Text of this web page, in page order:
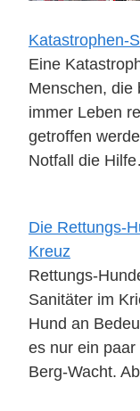
Katastrophen-
Eine
Menschen, die
immer Leben
getroffen
Notfall die
Die Rettungs-
Kreuz
Rettungs-
Sanitäter im
Hund an
es nur ein
Berg-Wacht.